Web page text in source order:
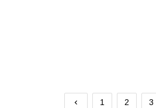
1 2 3